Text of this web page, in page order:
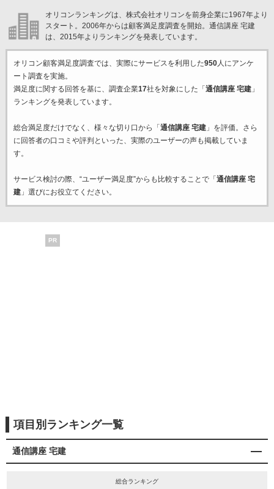
オリコンランキングは、株式会社オリコンを前身企業に1967年より
スタート。2006年からは顧客満足度調査を開始。通信講座 宅建
は、2015年よりランキングを発表しています。
オリコン顧客満足度調査では、実際にサービスを利用した950人にアンケ
ート調査を実施。
満足度に関する回答を基に、調査企業17社を対象にした「 通信講座 宅建」
ランキングを発表しています。
総合満足度だけでなく、様々な切り口から「 通信講座 宅建」を評価。さら
に回答者の口コミや評判といった、実際のユーザーの声も掲載していま
す。
サービス検討の際、“ユーザー満足度”からも比較することで「 通信講座 宅
建」選びにお役立てください。
PR
項目別ランキング一覧
通信講座 宅建
総合ランキング